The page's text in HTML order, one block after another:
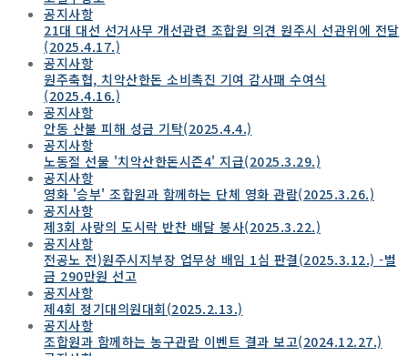
공지사항
21대 대선 선거사무 개선관련 조합원 의견 원주시 선관위에 전달
(2025.4.17.)
공지사항
원주축협, 치악산한돈 소비촉진 기여 감사패 수여식
(2025.4.16.)
공지사항
안동 산불 피해 성금 기탁(2025.4.4.)
공지사항
노동절 선물 '치악산한돈시즌4' 지급(2025.3.29.)
공지사항
영화 '승부' 조합원과 함께하는 단체 영화 관람(2025.3.26.)
공지사항
제3회 사랑의 도시락 반찬 배달 봉사(2025.3.22.)
공지사항
전공노 전)원주시지부장 업무상 배임 1심 판결(2025.3.12.) -벌
금 290만원 선고
공지사항
제4회 정기대의원대회(2025.2.13.)
공지사항
조합원과 함께하는 농구관람 이벤트 결과 보고(2024.12.27.)